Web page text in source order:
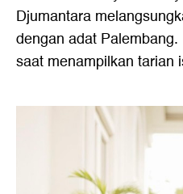
Djumantara
dengan adat
saat menampilkan tarian